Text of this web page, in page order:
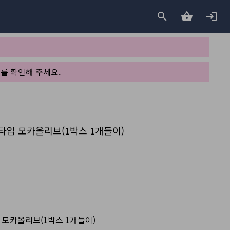
확인해 주세요.
입 모카올리브(1박스 1개들이)
카올리브(1박스 1개들이)